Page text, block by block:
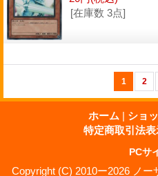
[在庫数 3点]
1 2
ホーム | ショ
特定商取引法表
PCサ
Copyright (C) 2010ー2026 ノ